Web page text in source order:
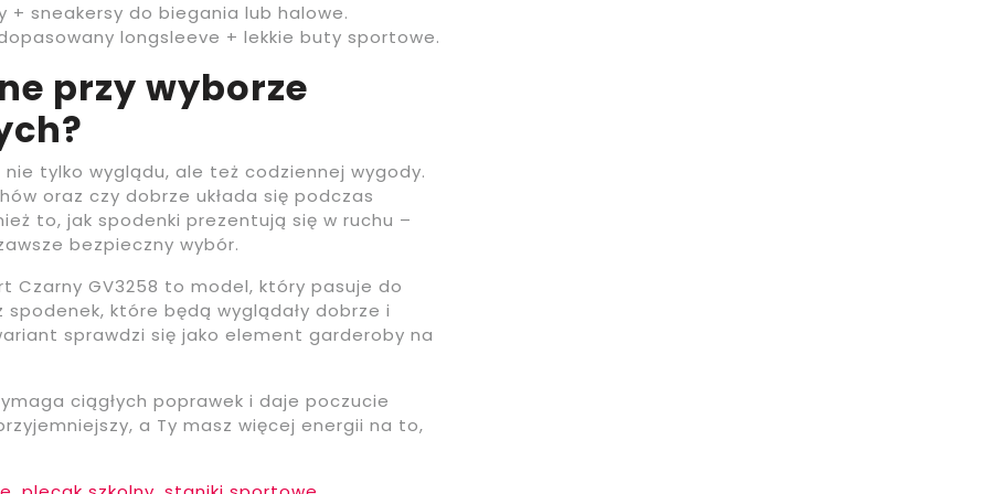
sneakersy do biegania lub halowe.
longsleeve + lekkie buty sportowe.
przy wyborze
tylko wyglądu, ale też codziennej wygody.
oraz czy dobrze układa się podczas
to, jak spodenki prezentują się w ruchu –
bezpieczny wybór.
Czarny GV3258 to model, który pasuje do
które będą wyglądały dobrze i
sprawdzi się jako element garderoby na
ciągłych poprawek i daje poczucie
a Ty masz więcej energii na to,